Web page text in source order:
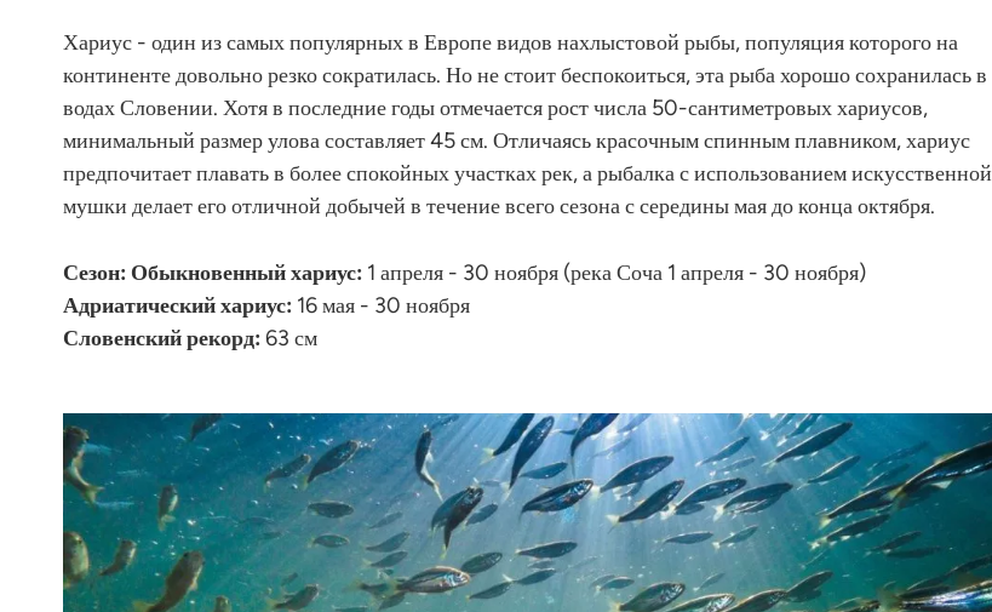
Хариус - один из самых популярных в Европе видов нахлыстовой рыбы, популяция которого на
континенте довольно резко сократилась. Но не стоит беспокоиться, эта рыба хорошо сохранилась в
водах Словении. Хотя в последние годы отмечается рост числа 50-сантиметровых хариусов,
минимальный размер улова составляет 45 см. Отличаясь красочным спинным плавником, хариус
предпочитает плавать в более спокойных участках рек, а рыбалка с использованием искусственной
мушки делает его отличной добычей в течение всего сезона с середины мая до конца октября.
Сезон: Обыкновенный хариус: 1 апреля - 30 ноября (река Соча 1 апреля - 30 ноября)
Адриатический хариус: 16 мая - 30 ноября
Словенский рекорд: 63 см